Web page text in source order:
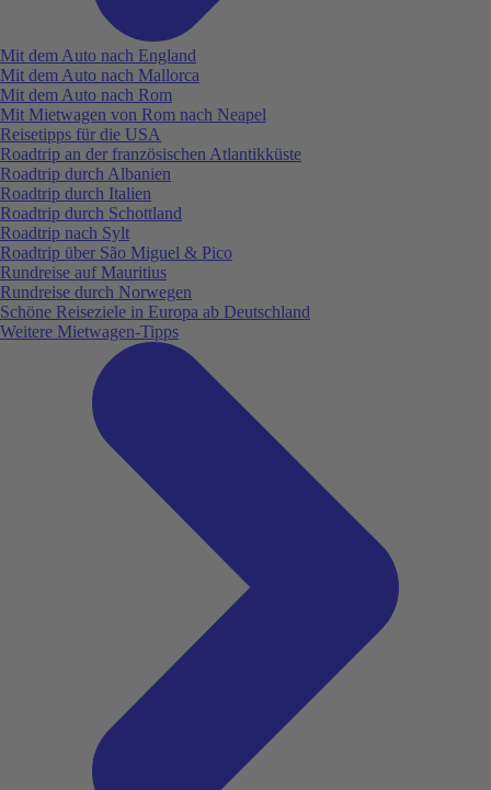
Mit dem Auto nach England
Mit dem Auto nach Mallorca
Mit dem Auto nach Rom
Mit Mietwagen von Rom nach Neapel
Reisetipps für die USA
Roadtrip an der französischen Atlantikküste
Roadtrip durch Albanien
Roadtrip durch Italien
Roadtrip durch Schottland
Roadtrip nach Sylt
Roadtrip über São Miguel & Pico
Rundreise auf Mauritius
Rundreise durch Norwegen
Schöne Reiseziele in Europa ab Deutschland
Weitere Mietwagen-Tipps